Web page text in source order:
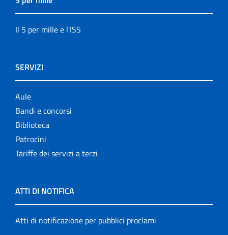
Il 5 per mille e l'ISS
SERVIZI
Aule
Bandi e concorsi
Biblioteca
Patrocini
Tariffe dei servizi a terzi
ATTI DI NOTIFICA
Atti di notificazione per pubblici proclami